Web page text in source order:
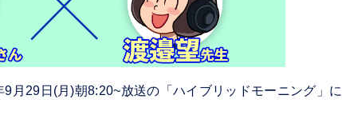
月29日(月)朝8:20~放送の「ハイブリッドモーニング」に